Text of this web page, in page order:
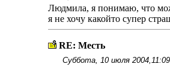
Людмила, я понимаю, что
я не хочу какойто супер
RE: Месть
Суббота, 10 июля 2004,11:09